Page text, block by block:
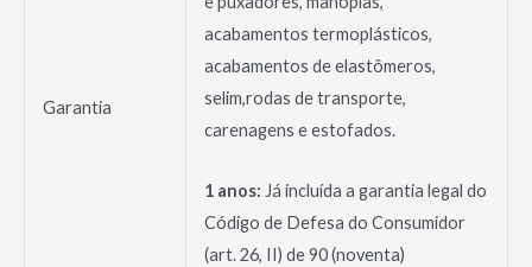
Garantia
acabamentos termoplásticos,
acabamentos de elastômeros,
selim,rodas de transporte,
carenagens e estofados.
1 anos: Já incluída a garantia legal do
Código de Defesa do Consumidor
(art. 26, II) de 90 (noventa)